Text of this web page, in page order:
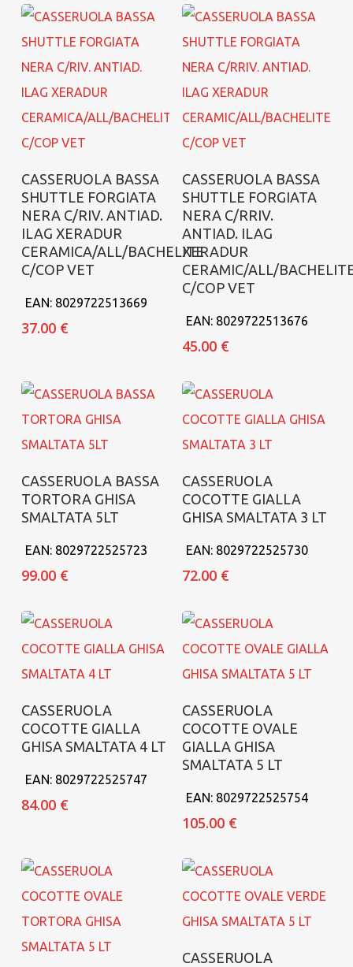
Aggiungi al carrello
CASSERUOLA BASSA
SHUTTLE FORGIATA
NERA C/RIV. ANTIAD.
ILAG XERADUR
CERAMICA/ALL/BACHELITE
C/COP VET
EAN: 8029722513669
37.00 €
Aggiungi al carrello
CASSERUOLA BASSA
SHUTTLE FORGIATA
NERA C/RRIV.
ANTIAD. ILAG
XERADUR
CERAMIC/ALL/
C/COP VET
EAN: 8029722513676
45.00 €
Aggiungi al carrello
CASSERUOLA BASSA
TORTORA GHISA
SMALTATA 5LT
EAN: 8029722525723
99.00 €
Aggiungi al carrello
CASSERUOLA
COCOTTE GIALLA
GHISA SMALTATA 3 LT
EAN: 8029722525730
72.00 €
Aggiungi al carrello
CASSERUOLA
COCOTTE GIALLA
GHISA SMALTATA 4 LT
EAN: 8029722525747
84.00 €
Aggiungi al carrello
CASSERUOLA
COCOTTE OVALE
GIALLA GHISA
SMALTATA 5 LT
EAN: 8029722525754
105.00 €
Aggiungi al carrello
CASSERUOLA